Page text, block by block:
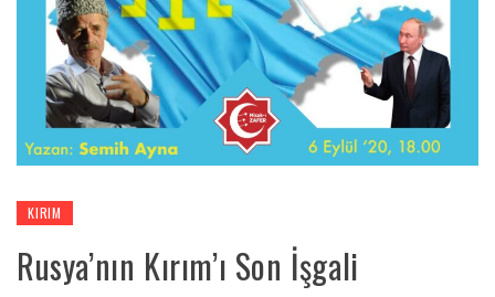
KIRIM
Rusya’nın Kırım’ı Son İşgali